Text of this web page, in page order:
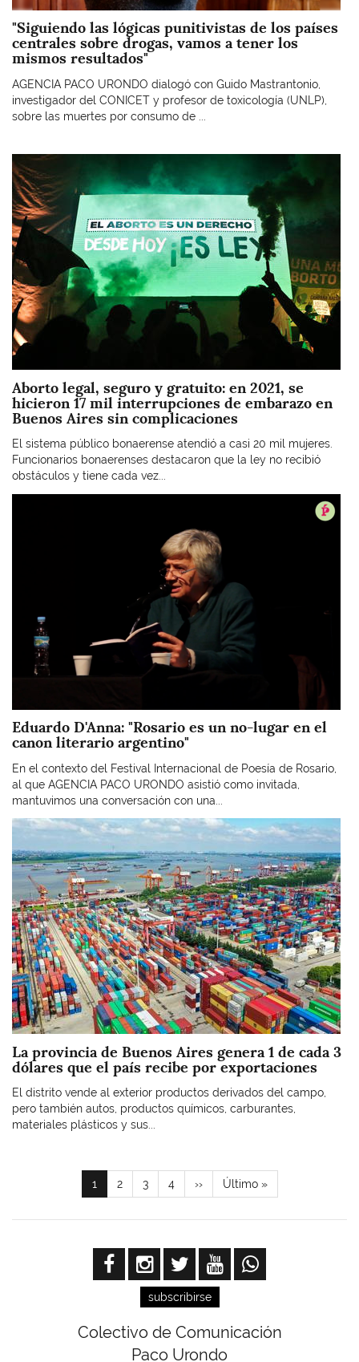
"Siguiendo las lógicas punitivistas de los países
centrales sobre drogas, vamos a tener los
mismos resultados"
AGENCIA PACO URONDO dialogó con Guido Mastrantonio,
investigador del CONICET y profesor de toxicología (UNLP),
sobre las muertes por consumo de ...
Imagen
Aborto legal, seguro y gratuito: en 2021, se
hicieron 17 mil interrupciones de embarazo en
Buenos Aires sin complicaciones
El sistema público bonaerense atendió a casi 20 mil mujeres.
Funcionarios bonaerenses destacaron que la ley no recibió
obstáculos y tiene cada vez...
Eduardo D'Anna: "Rosario es un no-lugar en el
canon literario argentino"
En el contexto del Festival Internacional de Poesía de Rosario,
al que AGENCIA PACO URONDO asistió como invitada,
mantuvimos una conversación con una...
Imagen
La provincia de Buenos Aires genera 1 de cada 3
dólares que el país recibe por exportaciones
El distrito vende al exterior productos derivados del campo,
pero también autos, productos químicos, carburantes,
materiales plásticos y sus...
Paginación
Página
actual
1 Page
2 Page
3 Page
4
Siguiente
página
››
Última
página
Último »
subscribirse
Colectivo de Comunicación
Paco Urondo